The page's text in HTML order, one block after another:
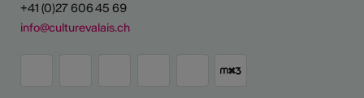
+41 (0)27 606 45 69
info@culturevalais.ch